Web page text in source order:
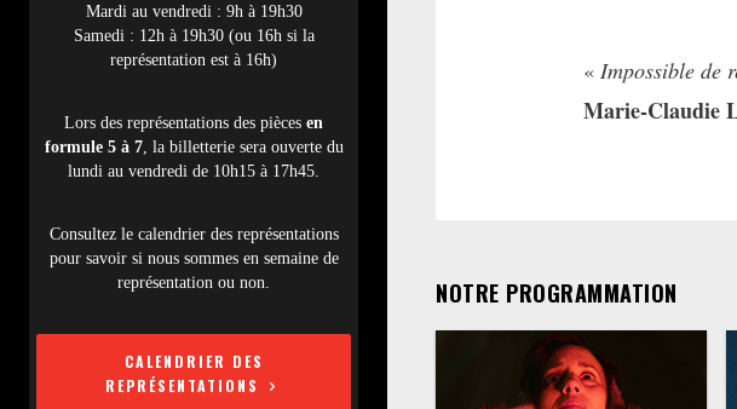
Mardi au vendredi : 9h à 19h30
Samedi : 12h à 19h30 (ou 16h si la
représentation est à 16h)
Lors des représentations des pièces en
formule 5 à 7, la billetterie sera ouverte du
lundi au vendredi de 10h15 à 17h45.
Consultez le calendrier des représentations
pour savoir si nous sommes en semaine de
représentation ou non.
CALENDRIER DES
REPRÉSENTATIONS
« Impossible de
Marie-Claudie
NOTRE PROGRAMMATION